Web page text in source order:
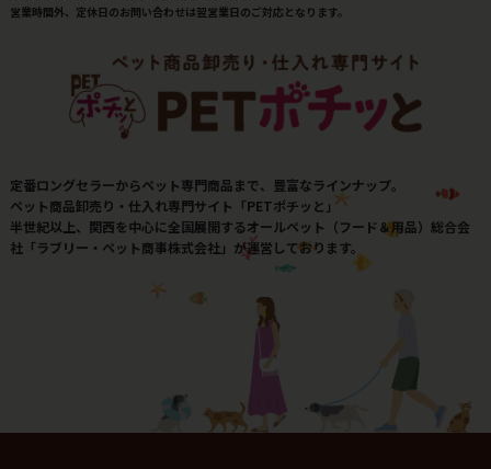
営業時間外、定休日のお問い合わせは翌営業日のご対応となります。
定番ロングセラーからペット専門商品まで、豊富なラインナップ。
ペット商品卸売り・仕入れ専門サイト「PETポチッと」
半世紀以上、関西を中心に全国展開するオールペット（フード＆用品）総合会
社「ラブリー・ペット商事株式会社」が運営しております。